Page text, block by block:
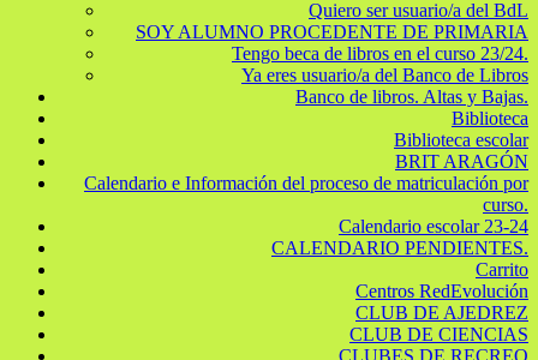
Quiero ser usuario/a del BdL
SOY ALUMNO PROCEDENTE DE PRIMARIA
Tengo beca de libros en el curso 23/24.
Ya eres usuario/a del Banco de Libros
Banco de libros. Altas y Bajas.
Biblioteca
Biblioteca escolar
BRIT ARAGÓN
Calendario e Información del proceso de matriculación por
curso.
Calendario escolar 23-24
CALENDARIO PENDIENTES.
Carrito
Centros RedEvolución
CLUB DE AJEDREZ
CLUB DE CIENCIAS